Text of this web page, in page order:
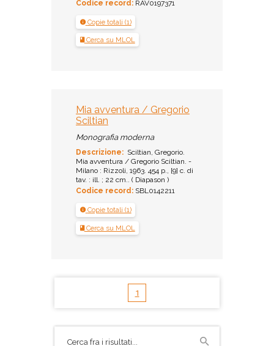
Codice record: RAV0197371
Copie totali (1)
Cerca su MLOL
Mia avventura / Gregorio
Sciltian
Monografia moderna
Descrizione: Sciltian, Gregorio.
Mia avventura / Gregorio Sciltian. -
Milano : Rizzoli, 1963. 454 p., [9] c. di
tav. : ill. ; 22 cm.. ( Diapason )
Codice record: SBL0142211
Copie totali (1)
Cerca su MLOL
1